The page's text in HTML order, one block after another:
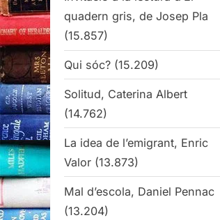
quadern gris, de Josep Pla
(15.857)
Qui sóc? (15.209)
Solitud, Caterina Albert
(14.762)
La idea de l’emigrant, Enric
Valor (13.873)
Mal d’escola, Daniel Pennac
(13.204)